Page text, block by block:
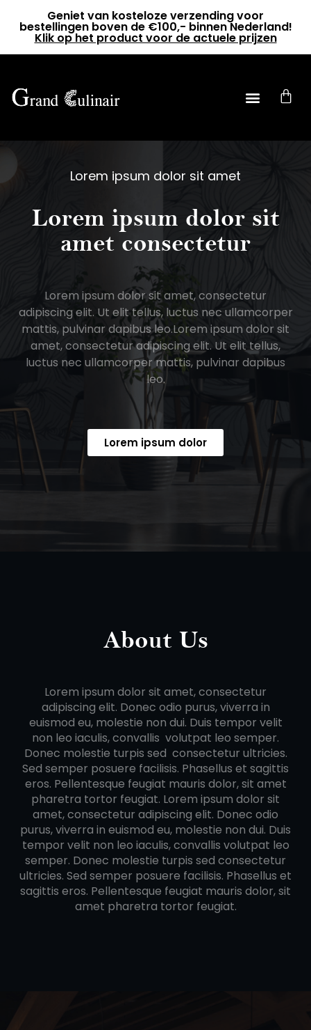
Geniet van kosteloze verzending voor
bestellingen boven de €100,- binnen Nederland!
Klik op het product voor de actuele prijzen
0
Lorem ipsum dolor sit amet
Lorem ipsum dolor sit
amet consectetur
Lorem ipsum dolor sit amet, consectetur
adipiscing elit. Ut elit tellus, luctus nec ullamcorper
mattis, pulvinar dapibus leo.Lorem ipsum dolor sit
amet, consectetur adipiscing elit. Ut elit tellus,
luctus nec ullamcorper mattis, pulvinar dapibus
leo.
Lorem ipsum dolor
About Us
Lorem ipsum dolor sit amet, consectetur
adipiscing elit. Donec odio purus, viverra in
euismod eu, molestie non dui. Duis tempor velit
non leo iaculis, convallis volutpat leo semper.
Donec molestie turpis sed consectetur ultricies.
Sed semper posuere facilisis. Phasellus et sagittis
eros. Pellentesque feugiat mauris dolor, sit amet
pharetra tortor feugiat. Lorem ipsum dolor sit
amet, consectetur adipiscing elit. Donec odio
purus, viverra in euismod eu, molestie non dui. Duis
tempor velit non leo iaculis, convallis volutpat leo
semper. Donec molestie turpis sed consectetur
ultricies. Sed semper posuere facilisis. Phasellus et
sagittis eros. Pellentesque feugiat mauris dolor, sit
amet pharetra tortor feugiat.